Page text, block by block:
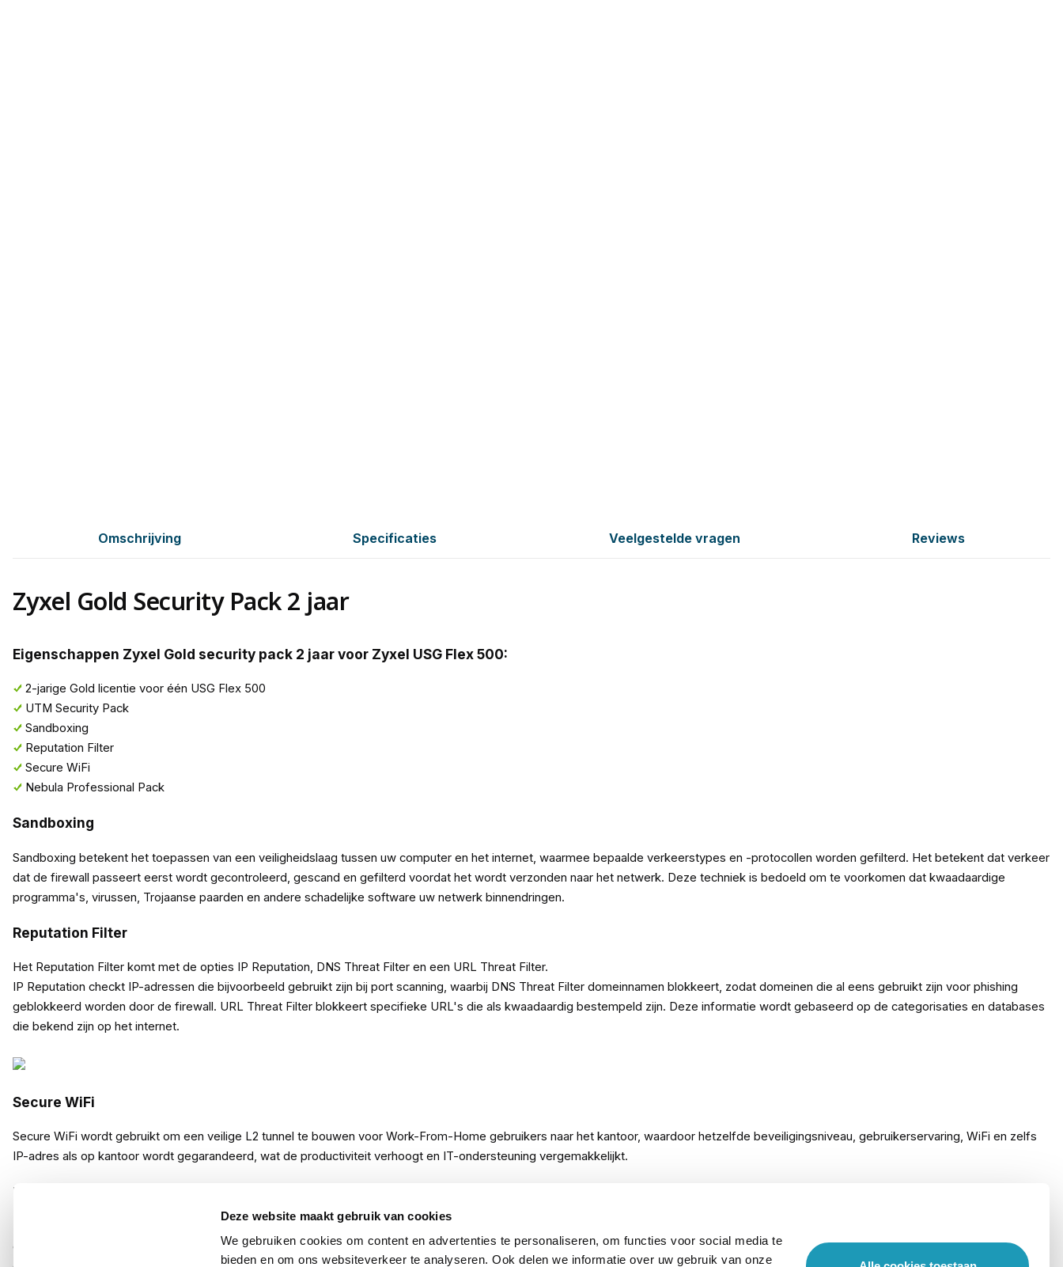
Deze website maakt gebruik van cookies
We gebruiken cookies om content en advertenties te personaliseren, om functies voor social media te
bieden en om ons websiteverkeer te analyseren. Ook delen we informatie over uw gebruik van onze
Omschrijving Specificaties Veelgestelde vragen Reviews
Zyxel Gold Security Pack 2 jaar
Eigenschappen Zyxel Gold security pack 2 jaar voor Zyxel USG Flex 500:
2-jarige Gold licentie voor één USG Flex 500
UTM Security Pack
Sandboxing
Reputation Filter
Secure WiFi
Nebula Professional Pack
Sandboxing
Sandboxing betekent het toepassen van een veiligheidslaag tussen uw computer en het internet, waarmee bepaalde verkeerstypes en -protocollen worden gefilterd. Het betekent dat verkeer
dat de firewall passeert eerst wordt gecontroleerd, gescand en gefilterd voordat het wordt verzonden naar het netwerk. Deze techniek is bedoeld om te voorkomen dat kwaadaardige
programma's, virussen, Trojaanse paarden en andere schadelijke software uw netwerk binnendringen.
Reputation Filter
Het Reputation Filter komt met de opties IP Reputation, DNS Threat Filter en een URL Threat Filter.
IP Reputation checkt IP-adressen die bijvoorbeeld gebruikt zijn bij port scanning, waarbij DNS Threat Filter domeinnamen blokkeert, zodat domeinen die al eens gebruikt zijn voor phishing
geblokkeerd worden door de firewall. URL Threat Filter blokkeert specifieke URL's die als kwaadaardig bestempeld zijn. Deze informatie wordt gebaseerd op de categorisaties en databases
die bekend zijn op het internet.
Secure WiFi
Secure WiFi wordt gebruikt om een veilige L2 tunnel te bouwen voor Work-From-Home gebruikers naar het kantoor, waardoor hetzelfde beveiligingsniveau, gebruikerservaring, WiFi en zelfs
IP-adres als op kantoor wordt gegarandeerd, wat de productiviteit verhoogt en IT-ondersteuning vergemakkelijkt.
Nebula Professional Pack
De Zyxel Nebula Professional Pack is een geavanceerde licentie die gebruikers toegang geeft tot een breed scala aan geavanceerde netwerkbeheerfuncties. Met deze licentie beheren
gebruikers hun netwerk met een gebruiksvriendelijke, web-gebaseerde interface die eenvoudig te begrijpen is. De licentie biedt gebruikers toegang tot een wizard-gestuurde draadloze